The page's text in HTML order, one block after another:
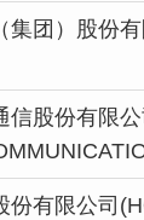
集团）股份
信股份有限
份有限公司